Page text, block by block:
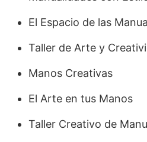
El Espacio de las
Taller de Arte y
Manos Creativas
El Arte en tus Manos
Taller Creativo de